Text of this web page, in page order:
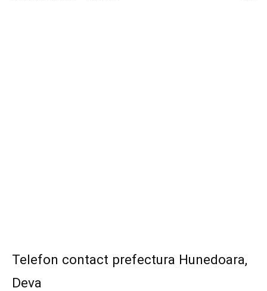
Telefon contact prefectura Hunedoara,
Deva